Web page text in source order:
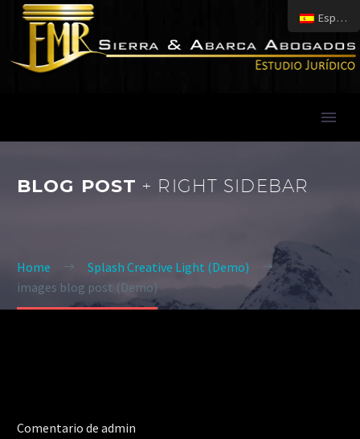
BLOG POST+ RIGHT SIDEBAR
Home
Splash Creative Light (Demo)
images blog post (Demo)
Comentario de admin
Español